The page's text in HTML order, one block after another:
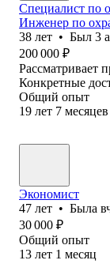
Специалист по
Инженер по
38 лет • Был 3
200 000 ₽
Рассматривает
Конкретные
Общий опыт
19 лет 7 месяцев
Экономист
47 лет • Была
30 000 ₽
Общий опыт
13 лет 1 месяц